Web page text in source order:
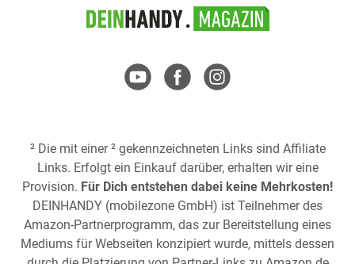
² Die mit einer ² gekennzeichneten Links sind Affiliate
Links. Erfolgt ein Einkauf darüber, erhalten wir eine
Provision. Für Dich entstehen dabei keine Mehrkosten!
DEINHANDY (mobilezone GmbH) ist Teilnehmer des
Amazon-Partnerprogramm, das zur Bereitstellung eines
Mediums für Webseiten konzipiert wurde, mittels dessen